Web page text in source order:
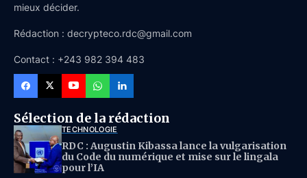
mieux décider.
Rédaction : decrypteco.rdc@gmail.com
Contact : +243 982 394 483
Sélection de la rédaction
TECHNOLOGIE
RDC : Augustin Kibassa lance la vulgarisation
du Code du numérique et mise sur le lingala
pour l’IA